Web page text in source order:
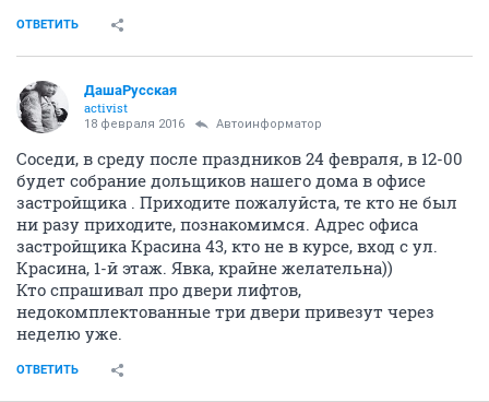
ОТВЕТИТЬ
ДашаРусская
activist
18 февраля 2016 Автоинформатор
Соседи, в среду после праздников 24 февраля, в 12-00
будет собрание дольщиков нашего дома в офисе
застройщика . Приходите пожалуйста, те кто не был
ни разу приходите, познакомимся. Адрес офиса
застройщика Красина 43, кто не в курсе, вход с ул.
Красина, 1-й этаж. Явка, крайне желательна))
Кто спрашивал про двери лифтов,
недокомплектованные три двери привезут через
неделю уже.
ОТВЕТИТЬ